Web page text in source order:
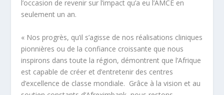
l’occasion de revenir sur l’impact qu’a eu l’AMCE en
seulement un an.
« Nos progrès, qu’il s’agisse de nos réalisations cliniques
pionnières ou de la confiance croissante que nous
inspirons dans toute la région, démontrent que l’Afrique
est capable de créer et d’entretenir des centres
d’excellence de classe mondiale. Grâce à la vision et au